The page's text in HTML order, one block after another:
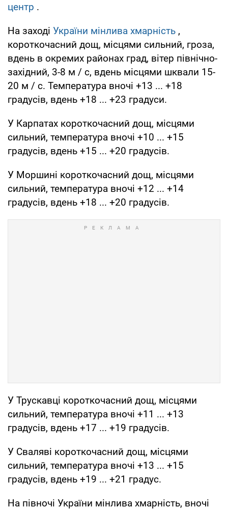
центр .
На заході України мінлива хмарність ,
короткочасний дощ, місцями сильний, гроза,
вдень в окремих районах град, вітер північно-
західний, 3-8 м / с, вдень місцями шквали 15-
20 м / с. Температура вночі +13 ... +18
градусів, вдень +18 ... +23 градуси.
У Карпатах короткочасний дощ, місцями
сильний, температура вночі +10 ... +15
градусів, вдень +15 ... +20 градусів.
У Моршині короткочасний дощ, місцями
сильний, температура вночі +12 ... +14
градусів, вдень +18 ... +20 градусів.
У Трускавці короткочасний дощ, місцями
сильний, температура вночі +11 ... +13
градусів, вдень +17 ... +19 градусів.
У Сваляві короткочасний дощ, місцями
сильний, температура вночі +13 ... +15
градусів, вдень +19 ... +21 градус.
На півночі України мінлива хмарність, вночі